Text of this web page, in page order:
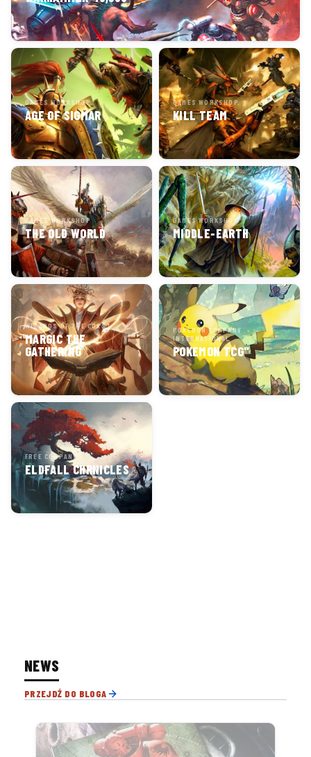
GAMES WORKSHOP
AGE OF SIGMAR
GAMES WORKSHOP
KILL TEAM
GAMES WORKSHOP
THE OLD WORLD
GAMES WORKSHOP
MIDDLE-EARTH
WIZARDS OF THE COAST
MARGIC THE
GATHERING
POKEMON COMPANY
INTERNATIONAL
POKEMON TCG"
FREE COMPANY
ELDFALL CHRNICLES
NEWS
PRZEJDŹ DO BLOGA